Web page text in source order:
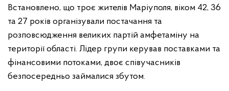
Встановлено, що троє жителів Маріуполя, віком 42, 36
та 27 років організували постачання та
розповсюдження великих партій амфетаміну на
території області. Лідер групи керував поставками та
фінансовими потоками, двоє співучасників
безпосередньо займалися збутом.